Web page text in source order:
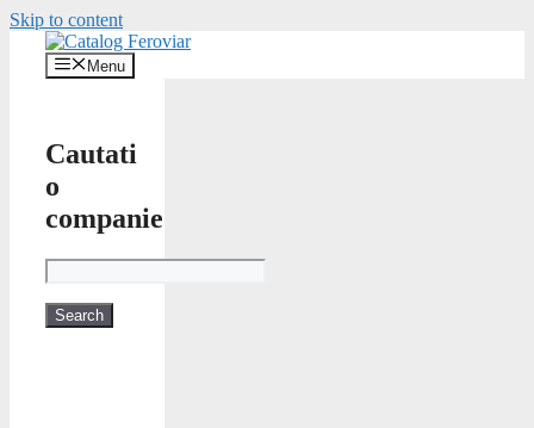
Skip to content
Menu
Cautati
o
companie